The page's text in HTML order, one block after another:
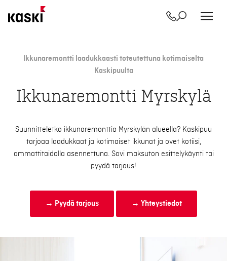
Yhteystiedot
Etsi
Ikkunaremontti laadukkaasti toteutettuna kotimaiselta
Kaskipuulta
Ikkunaremontti Myrskylä
Suunnitteletko ikkunaremonttia Myrskylän alueella? Kaskipuu
tarjoaa laadukkaat ja kotimaiset ikkunat ja ovet kotiisi,
ammattitaidolla asennettuna. Sovi maksuton esittelykäynti tai
pyydä tarjous!
→ Pyydä tarjous → Yhteystiedot